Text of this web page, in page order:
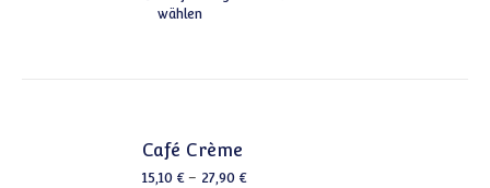
wählen
Café Crème
15,10€– 27,90€